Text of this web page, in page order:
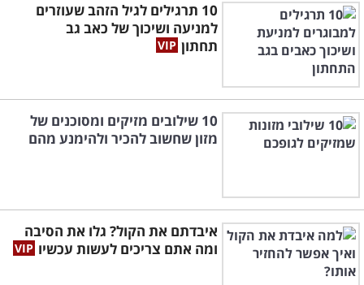
10 תרגילים לגיל הזהב שעוזרים
למניעה ושיכוך של כאב גב
תחתון
10 שילובים מזיקים ומסוכנים של
מזון שחשוב להכיר ולהימנע מהם
איבדתם את הקול? גלו את הסיבה
ומה אתם צריכים לעשות עכשיו